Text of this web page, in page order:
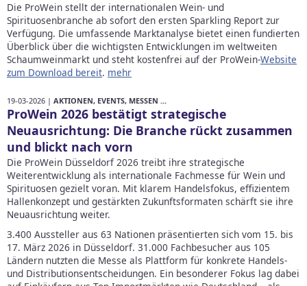
Die ProWein stellt der internationalen Wein- und
Spirituosenbranche ab sofort den ersten Sparkling Report zur
Verfügung. Die umfassende Marktanalyse bietet einen fundierten
Überblick über die wichtigsten Entwicklungen im weltweiten
Schaumweinmarkt und steht kostenfrei auf der ProWein-Website
zum Download bereit. mehr
19-03-2026 | AKTIONEN, EVENTS, MESSEN ...
ProWein 2026 bestätigt strategische
Neuausrichtung: Die Branche rückt zusammen
und blickt nach vorn
Die ProWein Düsseldorf 2026 treibt ihre strategische
Weiterentwicklung als internationale Fachmesse für Wein und
Spirituosen gezielt voran. Mit klarem Handelsfokus, effizientem
Hallenkonzept und gestärkten Zukunftsformaten schärft sie ihre
Neuausrichtung weiter.
3.400 Aussteller aus 63 Nationen präsentierten sich vom 15. bis
17. März 2026 in Düsseldorf. 31.000 Fachbesucher aus 105
Ländern nutzten die Messe als Plattform für konkrete Handels-
und Distributionsentscheidungen. Ein besonderer Fokus lag dabei